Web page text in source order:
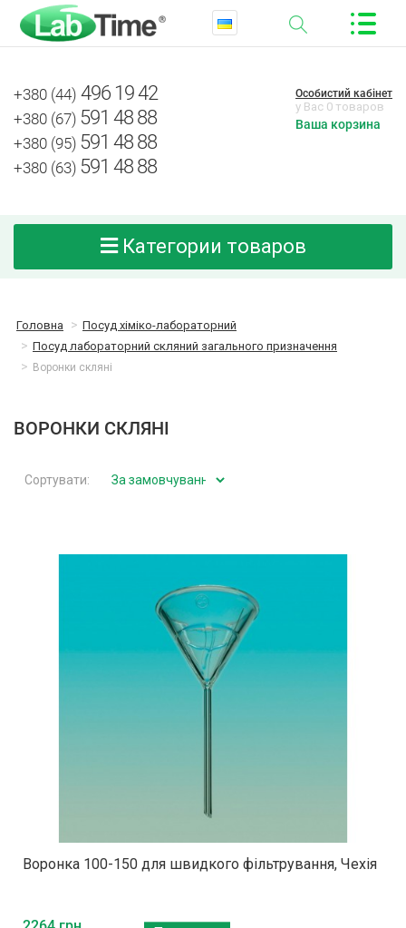
+380 (44) 496 19 42
+380 (67) 591 48 88
+380 (95) 591 48 88
+380 (63) 591 48 88
Особистий кабінет
у Вас 0 товаров
Ваша корзина
Категории товаров
Головна
Посуд хіміко-лабораторний
Посуд лабораторний скляний загального призначення
Воронки скляні
ВОРОНКИ СКЛЯНІ
Сортувати:
Воронка 100-150 для швидкого фільтрування, Чехія